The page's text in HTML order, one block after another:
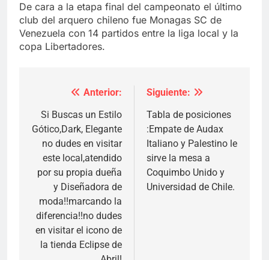
De cara a la etapa final del campeonato el último
club del arquero chileno fue Monagas SC de
Venezuela con 14 partidos entre la liga local y la
copa Libertadores.
Navegación
de
entradas
Anterior:
Si Buscas un Estilo
Gótico,Dark, Elegante
no dudes en visitar
este local,atendido
por su propia dueña
y Diseñadora de
moda!!marcando la
diferencia!!no dudes
en visitar el icono de
la tienda Eclipse de
Siguiente:
Tabla de posiciones
:Empate de Audax
Italiano y Palestino le
sirve la mesa a
Coquimbo Unido y
Universidad de Chile.